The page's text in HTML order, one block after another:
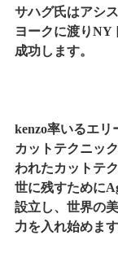
サハグ氏はアシ
ヨークに渡りNY
成功します。
kenzo率いるエリ
カットテクニッ
われたカットテ
世に残すために
設立し、世界の
力を入れ始めます